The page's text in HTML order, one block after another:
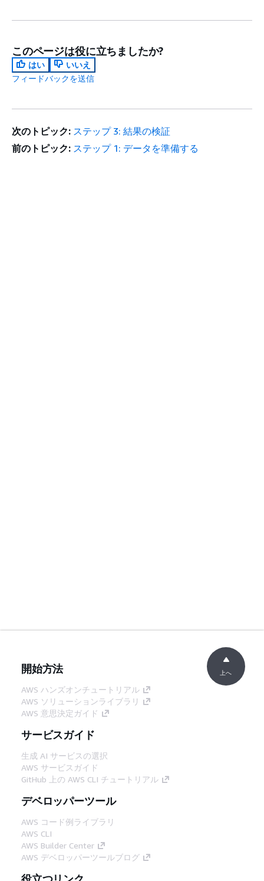
このページは役に立ちましたか?
はい
いいえ
フィードバックを送信
次のトピック: ステップ 3: 結果の検証
前のトピック: ステップ 1: データを準備する
開始方法
AWS ハンズオンチュートリアル
AWS ソリューションライブラリ
AWS 意思決定ガイド
サービスガイド
生成 AI サービスの選択
AWS サービスガイド
GitHub 上の AWS CLI チュートリアル
デベロッパーツール
AWS コード例ライブラリ
AWS CLI
AWS Builder Center
AWS デベロッパーツールブログ
役立つリンク
上へ